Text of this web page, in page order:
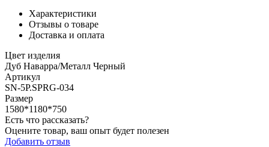
Характеристики
Отзывы о товаре
Доставка и оплата
Цвет изделия
Дуб Наварра/Металл Черный
Артикул
SN-5P.SPRG-034
Размер
1580*1180*750
Есть что рассказать?
Оцените товар, ваш опыт будет полезен
Добавить отзыв